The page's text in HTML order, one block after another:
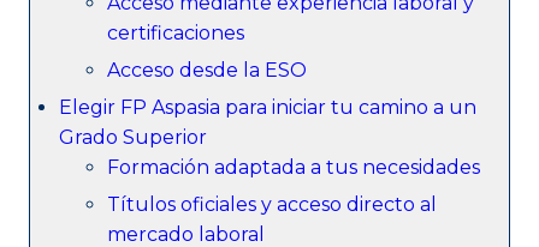
certificaciones
Acceso desde la ESO
Elegir FP Aspasia para iniciar tu camino a un
Grado Superior
Formación adaptada a tus necesidades
Títulos oficiales y acceso directo al
mercado laboral